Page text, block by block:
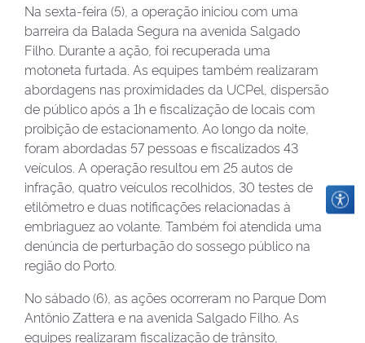
Na sexta-feira (5), a operação iniciou com uma
barreira da Balada Segura na avenida Salgado
Filho. Durante a ação, foi recuperada uma
motoneta furtada. As equipes também realizaram
abordagens nas proximidades da UCPel, dispersão
de público após a 1h e fiscalização de locais com
proibição de estacionamento. Ao longo da noite,
foram abordadas 57 pessoas e fiscalizados 43
veículos. A operação resultou em 25 autos de
infração, quatro veículos recolhidos, 30 testes de
etilômetro e duas notificações relacionadas à
embriaguez ao volante. Também foi atendida uma
denúncia de perturbação do sossego público na
região do Porto.
No sábado (6), as ações ocorreram no Parque Dom
Antônio Zattera e na avenida Salgado Filho. As
equipes realizaram fiscalização de trânsito,